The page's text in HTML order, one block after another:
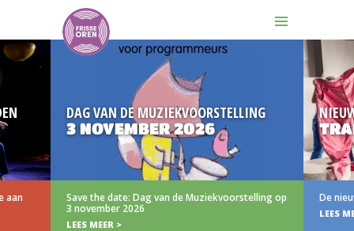
aan
DAG VAN DE MUZIEKVOORSTELLING
3 NOVEMBER 2026
Save the date: Dag van de Muziekvoorstelling op
3 november 2026
LEES MEER >
De
LEES